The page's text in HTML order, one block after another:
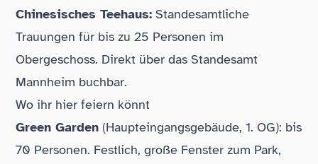
Chinesisches Teehaus: Standesamtliche
Trauungen für bis zu 25 Personen im
Obergeschoss. Direkt über das Standesamt
Mannheim buchbar.
Wo ihr hier feiern könnt
Green Garden (Haupteingangsgebäude, 1. OG): bis
70 Personen. Festlich, große Fenster zum Park,